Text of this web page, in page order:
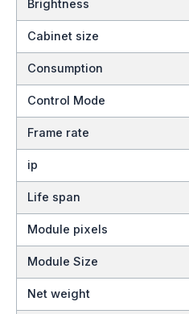
Brightness
Cabinet size
Consumption
Control Mode
Frame rate
ip
Life span
Module pixels
Module Size
Net weight